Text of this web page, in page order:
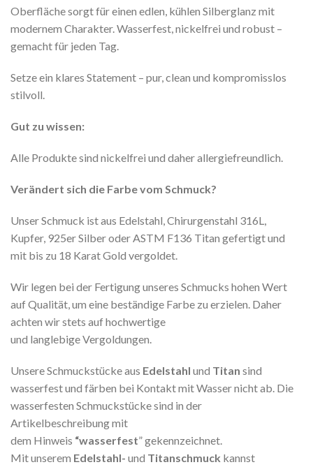
Oberfläche sorgt für einen edlen, kühlen Silberglanz mit
modernem Charakter. Wasserfest, nickelfrei und robust –
gemacht für jeden Tag.
Setze ein klares Statement – pur, clean und kompromisslos
stilvoll.
Gut zu wissen:
Alle Produkte sind nickelfrei und daher allergiefreundlich.
Verändert sich die Farbe vom Schmuck?
Unser Schmuck ist aus Edelstahl, Chirurgenstahl 316L,
Kupfer, 925er Silber oder ASTM F136 Titan gefertigt und
mit bis zu 18 Karat Gold vergoldet.
Wir legen bei der Fertigung unseres Schmucks hohen Wert
auf Qualität, um eine beständige Farbe zu erzielen. Daher
achten wir stets auf hochwertige
und langlebige Vergoldungen.
Unsere Schmuckstücke aus Edelstahl und Titan sind
wasserfest und färben bei Kontakt mit Wasser nicht ab. Die
wasserfesten Schmuckstücke sind in der
Artikelbeschreibung mit
dem Hinweis “wasserfest” gekennzeichnet.
Mit unserem Edelstahl- und Titanschmuck kannst